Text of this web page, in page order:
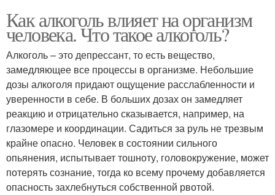
Как алкоголь влияет на организм
человека. Что такое алкоголь?
Алкоголь – это депрессант, то есть вещество,
замедляющее все процессы в организме. Небольшие
дозы алкоголя придают ощущение расслабленности и
уверенности в себе. В больших дозах он замедляет
реакцию и отрицательно сказывается, например, на
глазомере и координации. Садиться за руль не трезвым
крайне опасно. Человек в состоянии сильного
опьянения, испытывает тошноту, головокружение, может
потерять сознание, тогда ко всему прочему добавляется
опасность захлебнуться собственной рвотой.